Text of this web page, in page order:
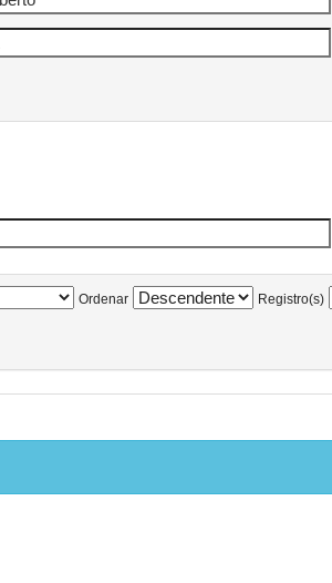
Ordenar Registro(s)